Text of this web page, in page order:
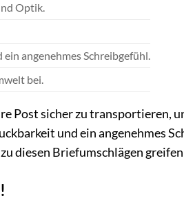
Optik.
angenehmes Schreibgefühl.
bei.
Post sicher zu transportieren,
und ein angenehmes
diesen Briefumschlägen